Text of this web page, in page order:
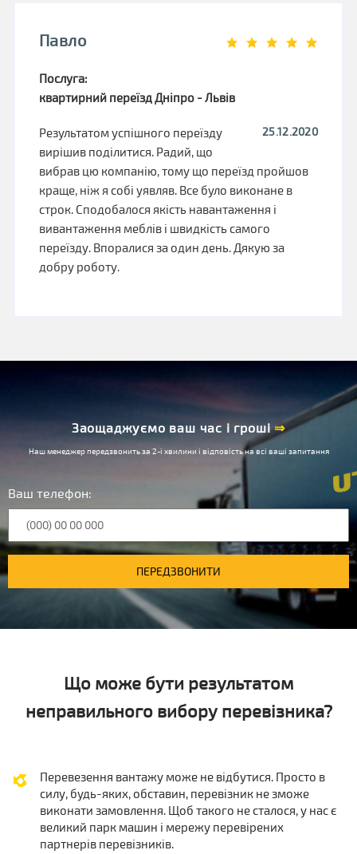
Павло
Послуга:
квартирний переїзд Дніпро - Львів
25.12.2020
Результатом успішного переїзду
вирішив поділитися. Радий, що
вибрав цю компанію, тому що переїзд пройшов
краще, ніж я собі уявляв. Все було виконане в
строк. Сподобалося якість навантаження і
вивантаження меблів і швидкість самого
переїзду. Впоралися за один день. Дякую за
добру роботу.
Заощаджуємо ваш час і гроші⇒
Наш менеджер передзвонить за 2-і хвилини і відповість на всі ваші запитання
Ваш телефон:
ПЕРЕДЗВОНИТИ
Що може бути результатом
неправильного вибору перевізника?
Перевезення вантажу може не відбутися. Просто в
силу, будь-яких, обставин, перевізник не зможе
виконати замовлення. Щоб такого не сталося, у нас є
великий парк машин і мережу перевірених
партнерів перевізників.